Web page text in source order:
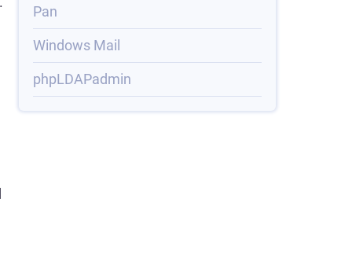
Pan
Windows Mail
phpLDAPadmin